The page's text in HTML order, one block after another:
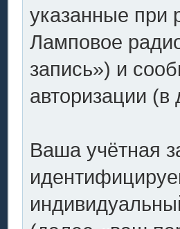
указанные при
Ламповое
запись») и
авторизации
Ваша учётная